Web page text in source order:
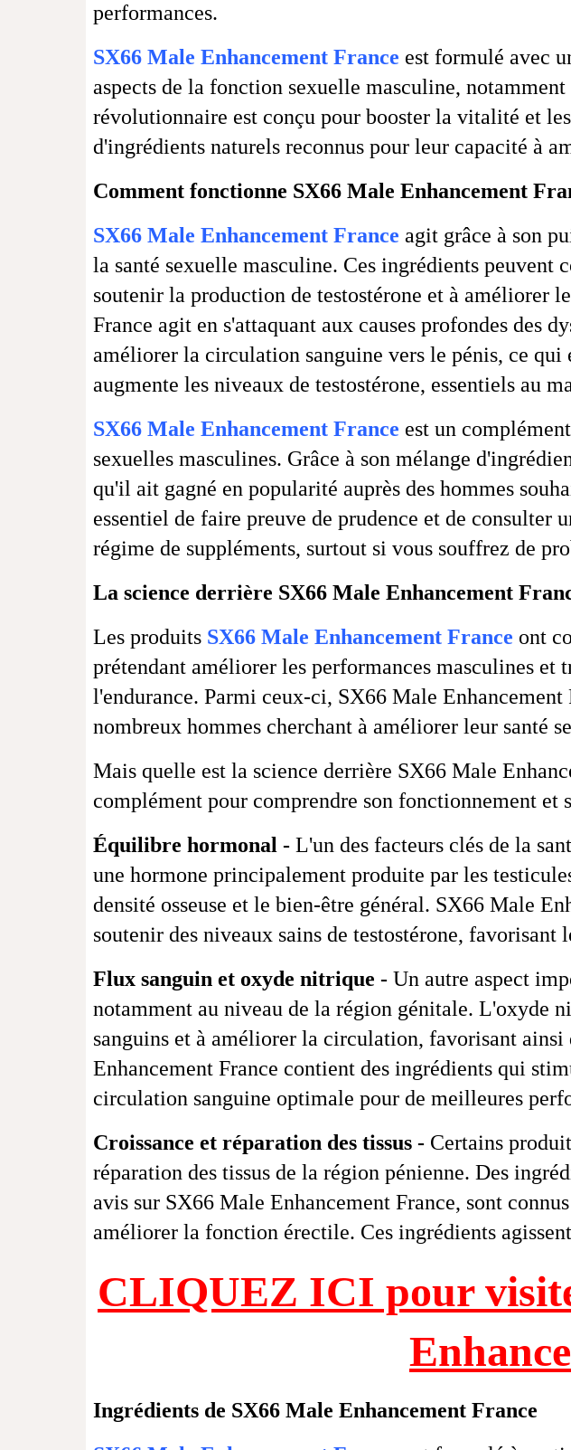
performances.
SX66 Male Enhancement France est formulé avec
aspects de la fonction sexuelle masculine,
révolutionnaire est conçu pour booster la vitalité et
d'ingrédients naturels reconnus pour leur capacité à
Comment fonctionne SX66 Male Enhancement
SX66 Male Enhancement France agit grâce à son
la santé sexuelle masculine. Ces ingrédients
soutenir la production de testostérone et à améliorer
France agit en s'attaquant aux causes profondes des
améliorer la circulation sanguine vers le pénis, ce
augmente les niveaux de testostérone, essentiels au
SX66 Male Enhancement France est un
sexuelles masculines. Grâce à son mélange
qu'il ait gagné en popularité auprès des hommes
essentiel de faire preuve de prudence et de consulter
régime de suppléments, surtout si vous souffrez de
La science derrière SX66 Male Enhancement
Les produits SX66 Male Enhancement France ont
prétendant améliorer les performances masculines
l'endurance. Parmi ceux-ci, SX66 Male
nombreux hommes cherchant à améliorer leur santé
Mais quelle est la science derrière SX66 Male
complément pour comprendre son fonctionnement et
Équilibre hormonal -L'un des facteurs clés de la
une hormone principalement produite par les
densité osseuse et le bien-être général. SX66 Male
soutenir des niveaux sains de testostérone, favorisant
Flux sanguin et oxyde nitrique -Un autre aspect
notamment au niveau de la région génitale. L'oxyde
sanguins et à améliorer la circulation, favorisant
Enhancement France contient des ingrédients qui
circulation sanguine optimale pour de meilleures
Croissance et réparation des tissus -Certains
réparation des tissus de la région pénienne. Des
avis sur SX66 Male Enhancement France, sont
améliorer la fonction érectile. Ces ingrédients
CLIQUEZ ICI pour
Ingrédients de SX66 Male Enhancement France